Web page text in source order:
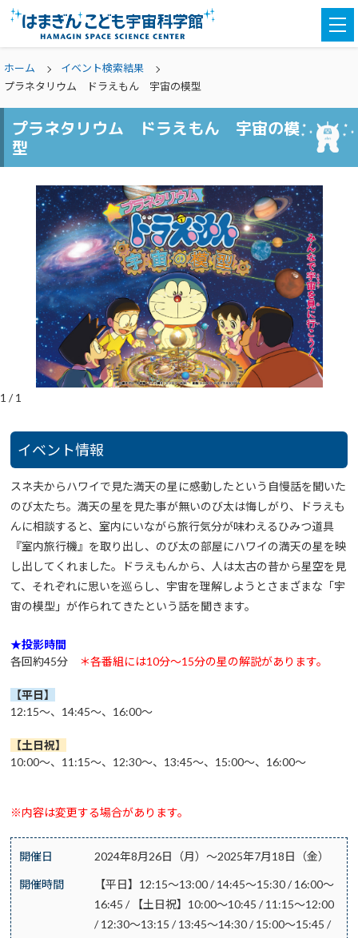
ホーム
イベント検索結果
プラネタリウム ドラえもん 宇宙の模型
プラネタリウム ドラえもん 宇宙の模
型
1 /1
イベント情報
スネ夫からハワイで見た満天の星に感動したという自慢話を聞いた
のび太たち。満天の星を見た事が無いのび太は悔しがり、ドラえも
んに相談すると、室内にいながら旅行気分が味わえるひみつ道具
『室内旅行機』を取り出し、のび太の部屋にハワイの満天の星を映
し出してくれました。ドラえもんから、人は太古の昔から星空を見
て、それぞれに思いを巡らし、宇宙を理解しようとさまざまな「宇
宙の模型」が作られてきたという話を聞きます。
★投影時間
各回約45分 ＊各番組には10分～15分の星の解説があります。
【平日】
12:15～、14:45～、16:00～
【土日祝】
10:00～、11:15～、12:30～、13:45～、15:00～、16:00～
※内容は変更する場合があります。
開催日 2024年8月26日（月）～2025年7月18日（金）
開催時間
【平日】12:15～13:00 / 14:45～15:30 / 16:00～
16:45 / 【土日祝】10:00～10:45 / 11:15～12:00
/ 12:30～13:15 / 13:45～14:30 / 15:00～15:45 /